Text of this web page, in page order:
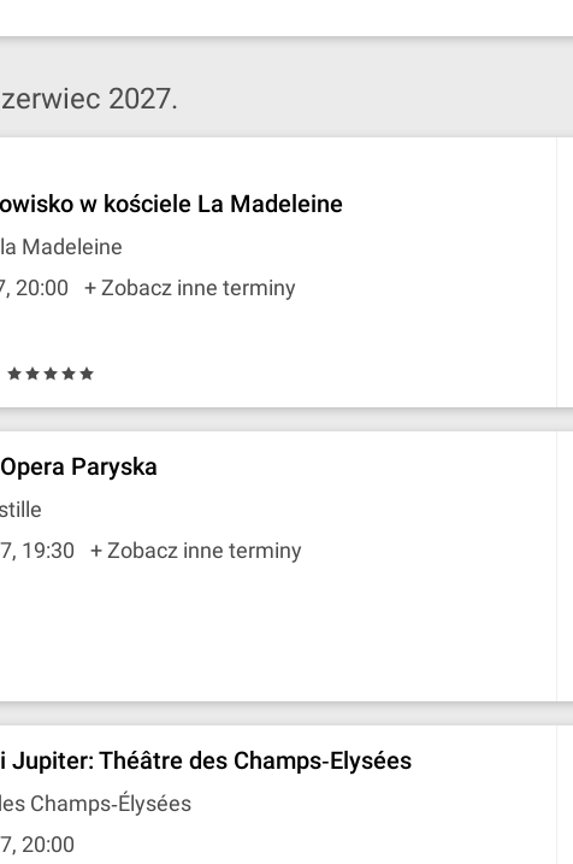
2027.
w kościele La Madeleine
Madeleine
20:00
+ Zobacz inne terminy
Paryska
19:30
+ Zobacz inne terminy
Jupiter: Théâtre des Champs‐Elysées
Champs‐Élysées
20:00